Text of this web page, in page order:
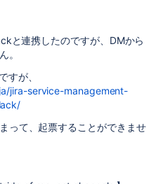
と連携したのですが、DMから
。
すが、
jira-service-management-
って、起票することができませ